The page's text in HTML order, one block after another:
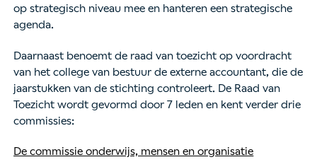
op strategisch niveau mee en hanteren een strategische
agenda.
Daarnaast benoemt de raad van toezicht op voordracht
van het college van bestuur de externe accountant, die de
jaarstukken van de stichting controleert. De Raad van
Toezicht wordt gevormd door 7 leden en kent verder drie
commissies:
De commissie onderwijs, mensen en organisatie